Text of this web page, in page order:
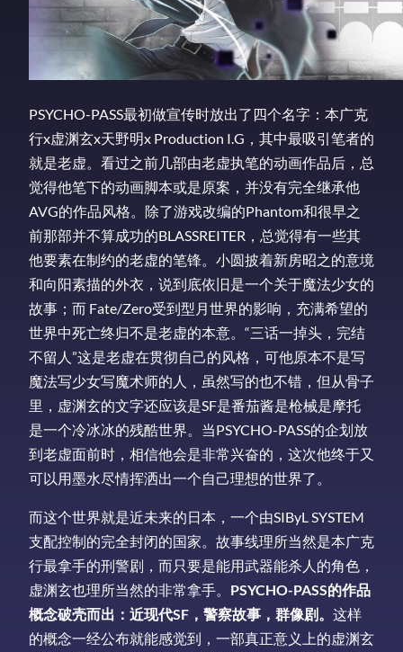
PSYCHO-PASS最初做宣传时放出了四个名字：本广克
行x虚渊玄x天野明x Production I.G，其中最吸引笔者的
就是老虚。看过之前几部由老虚执笔的动画作品后，总
觉得他笔下的动画脚本或是原案，并没有完全继承他
AVG的作品风格。除了游戏改编的Phantom和很早之
前那部并不算成功的BLASSREITER，总觉得有一些其
他要素在制约的老虚的笔锋。小圆披着新房昭之的意境
和向阳素描的外衣，说到底依旧是一个关于魔法少女的
故事；而 Fate/Zero受到型月世界的影响，充满希望的
世界中死亡终归不是老虚的本意。“三话一掉头，完结
不留人”这是老虚在贯彻自己的风格，可他原本不是写
魔法写少女写魔术师的人，虽然写的也不错，但从骨子
里，虚渊玄的文字还应该是SF是番茄酱是枪械是摩托
是一个冷冰冰的残酷世界。当PSYCHO-PASS的企划放
到老虚面前时，相信他会是非常兴奋的，这次他终于又
可以用墨水尽情挥洒出一个自己理想的世界了。
而这个世界就是近未来的日本，一个由SIByL SYSTEM
支配控制的完全封闭的国家。故事线理所当然是本广克
行最拿手的刑警剧，而只要是能用武器能杀人的角色，
虚渊玄也理所当然的非常拿手。 PSYCHO-PASS的作品
概念破壳而出：近现代SF，警察故事，群像剧。 这样
的概念一经公布就能感觉到，一部真正意义上的虚渊玄